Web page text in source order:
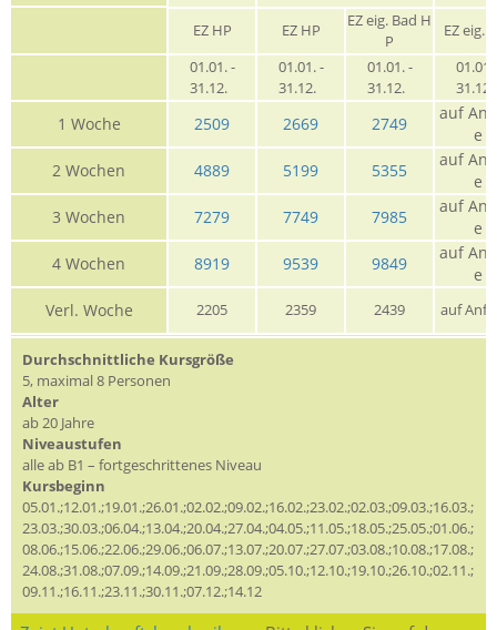
EZ HP
EZ HP
EZ eig. Bad H
P
EZ eig.
01.01. -
31.12.
01.01. -
31.12.
01.01. -
31.12.
01.01.
1 Woche 2509 2669 2749
auf
e
2 Wochen
4889 5199 5355
auf
e
3 Wochen
7279 7749 7985
auf
e
4 Wochen
8919 9539 9849
auf
e
Verl. Woche
2205 2359 2439 auf
Durchschnittliche Kursgröße
5, maximal 8 Personen
Alter
ab 20 Jahre
Niveaustufen
alle ab B1 – fortgeschrittenes Niveau
Kursbeginn
05.01.;12.01.;19.01.;26.01.;02.02.;09.02.;16.02.;23.02.;02.03.;09.03.;16.03.;
23.03.;30.03.;06.04.;13.04.;20.04.;27.04.;04.05.;11.05.;18.05.;25.05.;01.06.;
08.06.;15.06.;22.06.;29.06.;06.07.;13.07.;20.07.;27.07.;03.08.;10.08.;17.08.;
24.08.;31.08.;07.09.;14.09.;21.09.;28.09.;05.10.;12.10.;19.10.;26.10.;02.11.;
09.11.;16.11.;23.11.;30.11.;07.12.;14.12